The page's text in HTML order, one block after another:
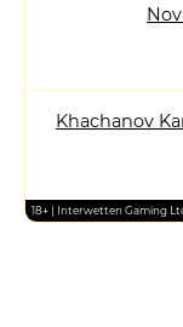
Khachanov
18+ | Interwetten Gaming